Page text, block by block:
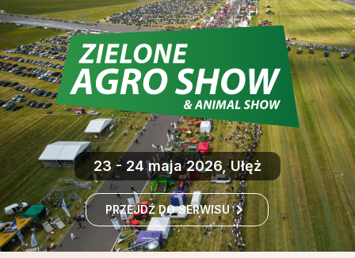
23 - 24 maja 2026, Ułęż
PRZEJDŹ DO SERWISU